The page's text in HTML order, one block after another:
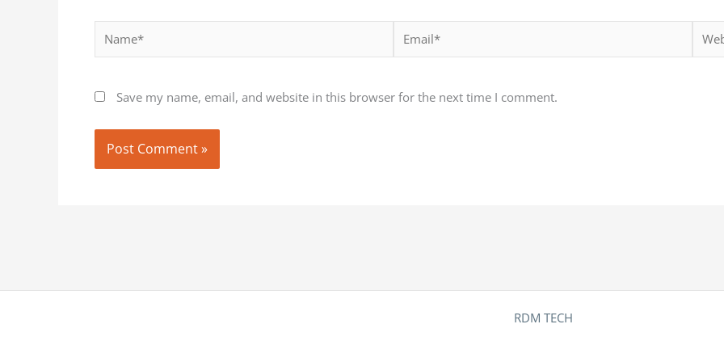
Name* Email*
Save my name, email, and website in this browser for the next time I comment.
RDM TECH